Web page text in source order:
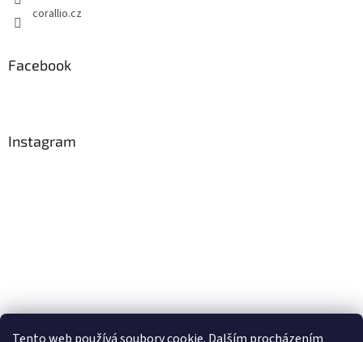
corallio.cz
Facebook
Instagram